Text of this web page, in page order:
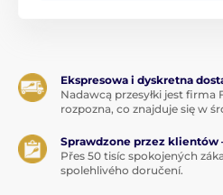
Ekspresowa i dyskretna
Nadawcą przesyłki jest firma
rozpozna, co znajduje się w
Sprawdzone przez klientów
Přes 50 tisíc spokojených
spolehlivého doručení.